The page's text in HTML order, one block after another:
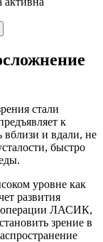
стали
к
вблизи и вдали, не
быстро
уровне как
развития
операции ЛАСИК,
зрение в